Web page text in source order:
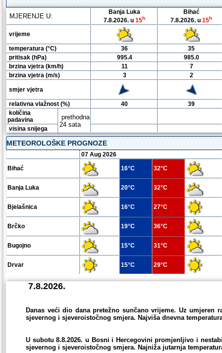
MJERENJE U:
Banja Luka
7.8.2026. u 15h
Bihać
7.8.2026. u 15h
vrijeme
temperatura (°C) 36
35
pritisak (hPa)
995.4
985.0
brzina vjetra (km/h)
11
7
brzina vjetra (m/s)
3 2
smjer vjetra
relativna vlažnost (%) 40
39
količina
padavina
prethodna
24 sata
visina snijega
METEOROLOŠKE PROGNOZE
07 Aug 2026
Bihać
16°C 32°C
Banja Luka 20°C 32°C
Bjelašnica 16°C 27°C
Brčko 19°C 36°C
Bugojno 15°C 31°C
Drvar 15°C 29°C
Glamoč
17°C
Kladanj 19°C 29°C
7.8.2026.
Danas veći dio dana pretežno sunčano vrijeme. Uz
sjevernog i sjeveroistočnog smjera. Najviša dnevna
U subotu 8.8.2026. u Bosni i Hercegovini promjenljivo i
sjevernog i sjeveroistočnog smjera. Najniža jutarnja